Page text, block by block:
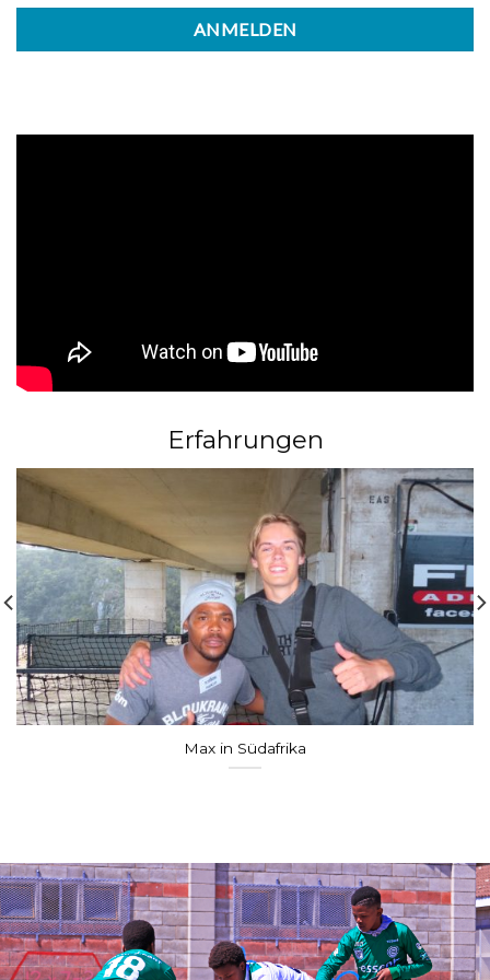
ANMELDEN
Erfahrungen
Max in Südafrika